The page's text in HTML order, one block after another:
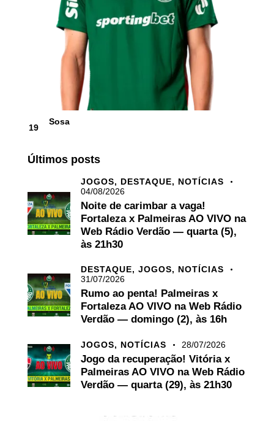
19
Sosa
Últimos posts
JOGOS, DESTAQUE, NOTÍCIAS
04/08/2026
Noite de carimbar a vaga!
Fortaleza x Palmeiras AO VIVO na
Web Rádio Verdão — quarta (5),
às 21h30
DESTAQUE, JOGOS, NOTÍCIAS
31/07/2026
Rumo ao penta! Palmeiras x
Fortaleza AO VIVO na Web Rádio
Verdão — domingo (2), às 16h
JOGOS, NOTÍCIAS 28/07/2026
Jogo da recuperação! Vitória x
Palmeiras AO VIVO na Web Rádio
Verdão — quarta (29), às 21h30